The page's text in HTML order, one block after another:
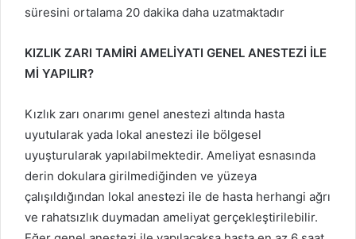
süresini ortalama 20 dakika daha uzatmaktadır
KIZLIK ZARI TAMİRİ AMELİYATI GENEL ANESTEZİ İLE
Mİ YAPILIR?
Kızlık zarı onarımı genel anestezi altında hasta
uyutularak yada lokal anestezi ile bölgesel
uyuşturularak yapılabilmektedir. Ameliyat esnasında
derin dokulara girilmediğinden ve yüzeya
çalışıldığından lokal anestezi ile de hasta herhangi ağrı
ve rahatsızlık duymadan ameliyat gerçekleştirilebilir.